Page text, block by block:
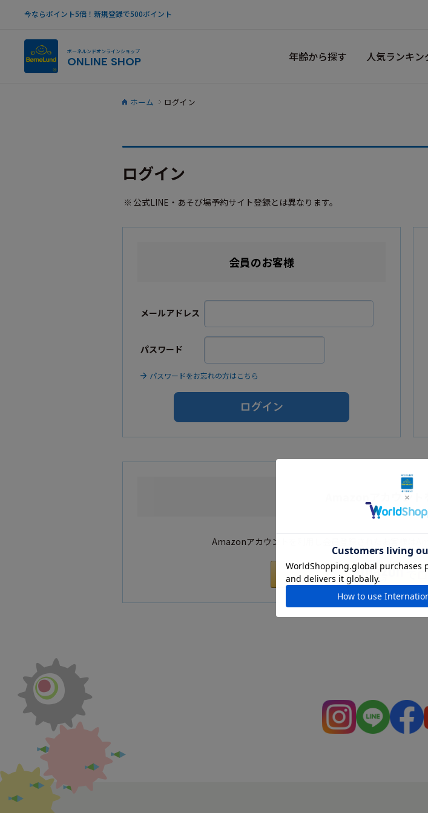
今ならポイント5倍！新規登録で500ポイント
ボーネルンドオンラインショップ
ONLINE SHOP 年齢から探す 人気ランキン
ホーム ログイン
ログイン
公式LINE・あそび場予約サイト登録とは異なります。
会員のお客様
メールアドレス
パスワード
パスワードをお忘れの方はこちら
Amazonアカウント
Amazonアカウントを利用し会員登録されたお客様は